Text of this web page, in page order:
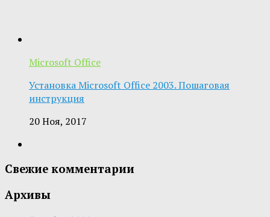
Microsoft Office
Установка Microsoft Office 2003. Пошаговая
инструкция
20 Ноя, 2017
Свежие комментарии
Архивы